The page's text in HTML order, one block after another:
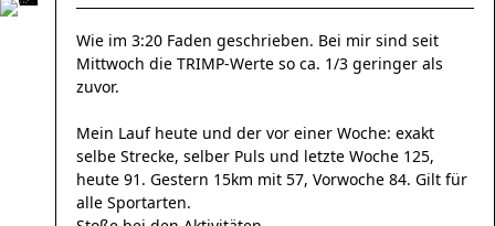
Wie im 3:20 Faden geschrieben. Bei mir sind seit
Mittwoch die TRIMP-Werte so ca. 1/3 geringer als
zuvor.
Mein Lauf heute und der vor einer Woche: exakt
selbe Strecke, selber Puls und letzte Woche 125,
heute 91. Gestern 15km mit 57, Vorwoche 84. Gilt für
alle Sportarten.